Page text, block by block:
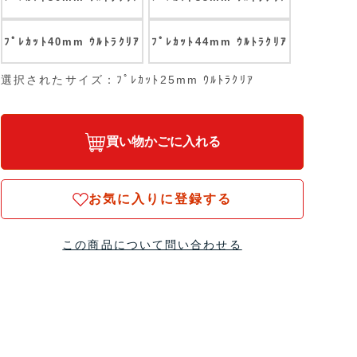
ﾌﾟﾚｶｯﾄ40mm ｳﾙﾄﾗｸﾘｱ ﾌﾟﾚｶｯﾄ44mm ｳﾙﾄﾗｸﾘｱ
選択されたサイズ：ﾌﾟﾚｶｯﾄ25mm ｳﾙﾄﾗｸﾘｱ
買い物かごに入れる
お気に入りに登録する
この商品について問い合わせる